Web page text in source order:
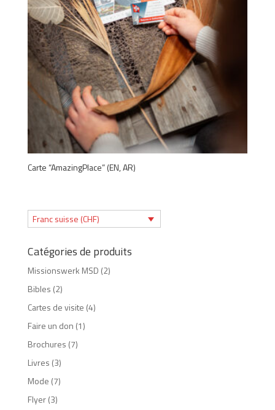
Carte “AmazingPlace” (EN, AR)
Franc suisse (CHF)
Catégories de produits
Missionswerk MSD (2)
Bibles (2)
Cartes de visite (4)
Faire un don (1)
Brochures (7)
Livres (3)
Mode (7)
Flyer (3)